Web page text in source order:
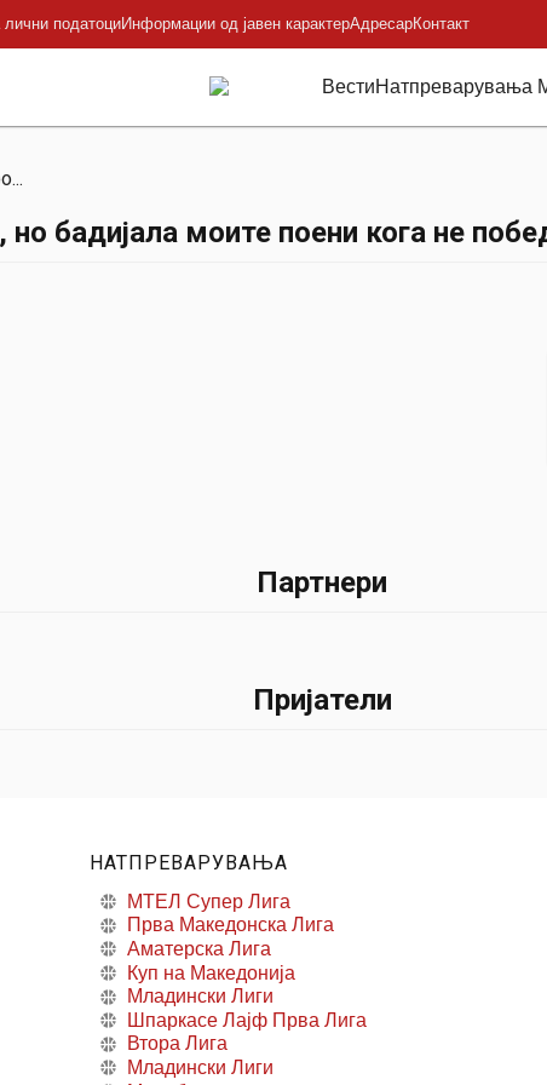
податоциИнформации од јавен карактерАдресарКонтакт
ВестиНатпреварувања
бадијала моите поени кога не
Партнери
Пријатели
НАТПРЕВАРУВАЊА
МТЕЛ Супер Лига
Прва Македонска Лига
Аматерска Лига
Куп на Македонија
Младински Лиги
Шпаркасе Лајф Прва Лига
Втора Лига
Младински Лиги